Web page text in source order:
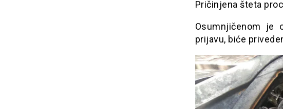
Pričinjena šteta
Osumnjičenom je
prijavu, biće